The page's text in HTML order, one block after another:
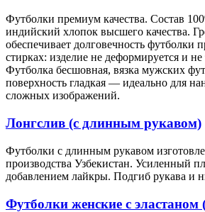
Футболки премиум качества. Состав
индийский хлопок высшего качества.
обеспечивает долговечность футболки
стирках: изделие не деформируется и не
Футболка бесшовная, вязка мужских
поверхность гладкая — идеально для
сложных изображений.
Лонгслив (с длинным рукавом)
Футболки с длинным рукавом
производства Узбекистан. Усиленный
добавлением лайкры. Подгиб рукава и
Футболки женские с эластаном